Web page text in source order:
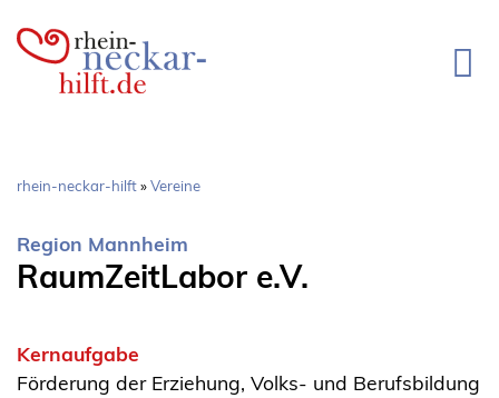
zum
Pfadnavigation
rhein-neckar-hilft Vereine
Region Mannheim
RaumZeitLabor e.V.
Kernaufgabe
Förderung der Erziehung, Volks- und Berufsbildung